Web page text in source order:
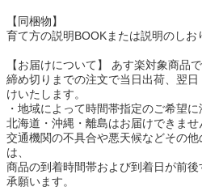
【同梱物】
育て方の説明BOOKまたは説明のしお
【お届けについて】 あす楽対象商品で
締め切りまでの注文で当日出荷、翌
けいたします。
・地域によって時間帯指定のご希望
北海道・沖縄・離島はお届けできませ
交通機関の不具合や悪天候などその
は、
商品の到着時間帯および到着日が前
承願います。